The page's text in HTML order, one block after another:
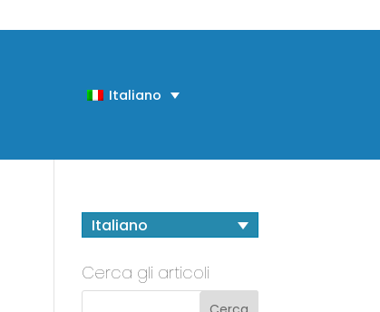
Italiano
Italiano
Cerca gli articoli